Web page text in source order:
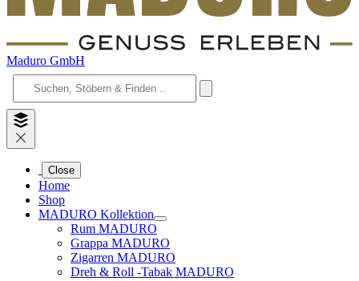
Maduro GmbH
Close
Home
Shop
MADURO Kollektion
Rum MADURO
Grappa MADURO
Zigarren MADURO
Dreh & Roll -Tabak MADURO